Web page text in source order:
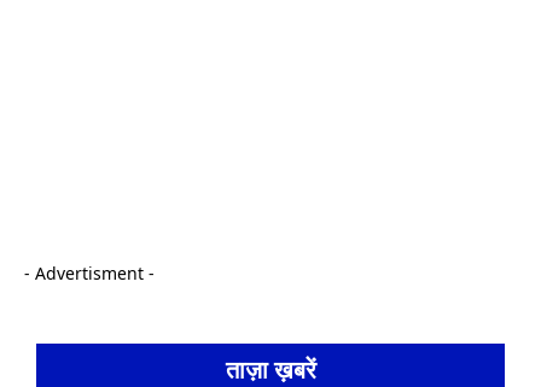
- Advertisment -
ताज़ा ख़बरें